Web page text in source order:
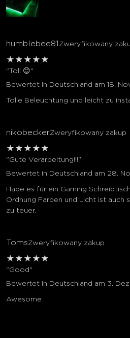
humblebee81 Zweryfikowany
★ ★ ★ ★ ★
"Toll 😊"
Bewertet in Deutschland am 18.
Tolle Beleuchtung und leicht zu
nikobeckerZweryfikowany zakup
★ ★ ★ ★ ★
"Gute Verarbeitung!!!"
Bewertet in Deutschland am 28.
Habe es für ein Gaming
Ordnung Farben und Licht ist auch
zu teuer.
TomsZweryfikowany zakup
★ ★ ★ ★ ★
"Good"
Bewertet in Deutschland am 3.
Awesome